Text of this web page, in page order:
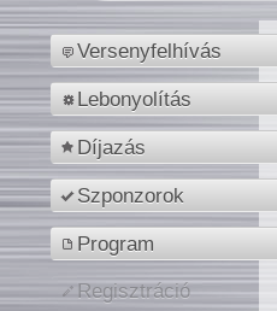
Versenyfelhívás
Lebonyolítás
Díjazás
Szponzorok
Program
Regisztráció